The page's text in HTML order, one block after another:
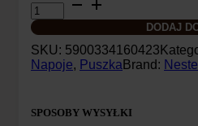
Napój
gazowany
Ice
Tea
limonka
330ml
DODAJ
SKU: 5900334160423
Napoje, Puszka Brand:
SPOSOBY WYSYŁKI